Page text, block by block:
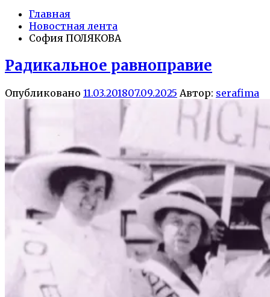
Главная
Новостная лента
София ПОЛЯКОВА
Радикальное равноправие
Опубликовано 11.03.201807.09.2025 Автор: serafima